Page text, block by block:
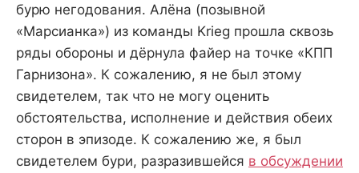
бурю негодования. Алёна (позывной
«Марсианка») из команды Krieg прошла сквозь
ряды обороны и дёрнула файер на точке «КПП
Гарнизона». К сожалению, я не был этому
свидетелем, так что не могу оценить
обстоятельства, исполнение и действия обеих
сторон в эпизоде. К сожалению же, я был
свидетелем бури, разразившейся в обсуждении